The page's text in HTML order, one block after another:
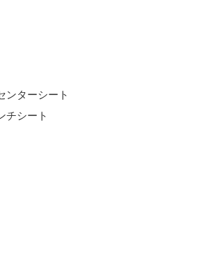
ンターシート
チシート